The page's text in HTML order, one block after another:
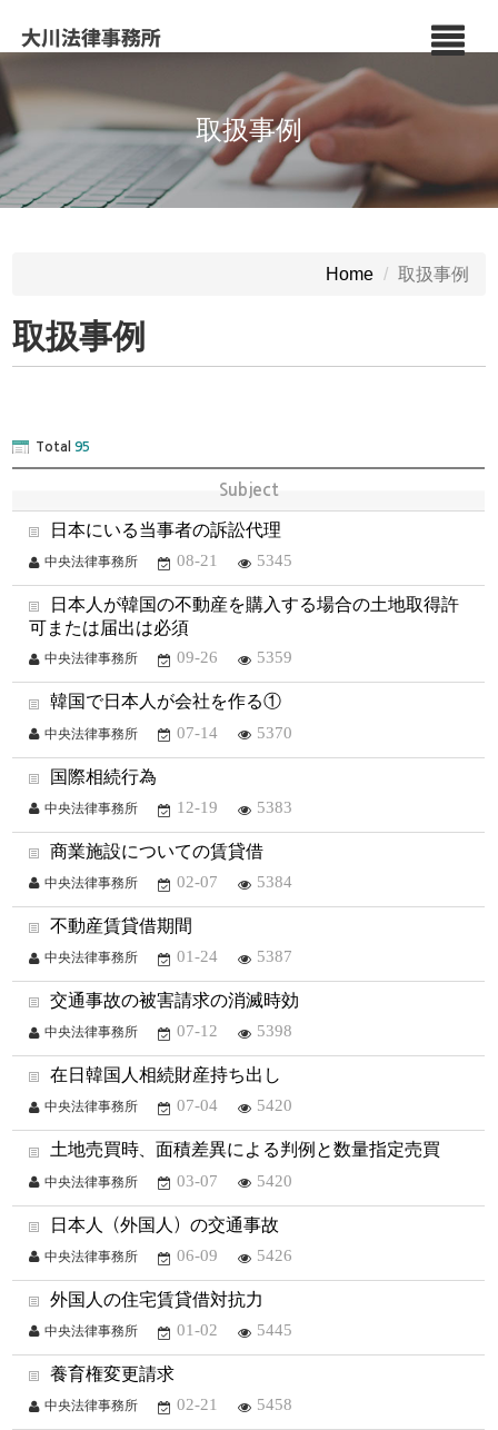
取扱事例
Home 取扱事例
取扱事例
Total95
Subject
日本にいる当事者の訴訟代理
中央法律事務所 08-21 5345
日本人が韓国の不動産を購入する場合の土地取得許
可または届出は必須
中央法律事務所 09-26 5359
韓国で日本人が会社を作る①
中央法律事務所 07-14 5370
国際相続行為
中央法律事務所 12-19 5383
商業施設についての賃貸借
中央法律事務所 02-07 5384
不動産賃貸借期間
中央法律事務所 01-24 5387
交通事故の被害請求の消滅時効
中央法律事務所 07-12 5398
在日韓国人相続財産持ち出し
中央法律事務所 07-04 5420
土地売買時、面積差異による判例と数量指定売買
中央法律事務所 03-07 5420
日本人（外国人）の交通事故
中央法律事務所 06-09 5426
外国人の住宅賃貸借対抗力
中央法律事務所 01-02 5445
養育権変更請求
中央法律事務所 02-21 5458